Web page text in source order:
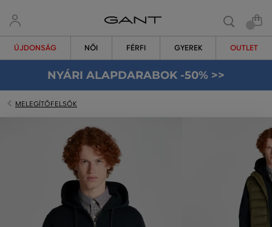
ÚJDONSÁG NŐI FÉRFI GYEREK OUTLET
NYÁRI ALAPDARABOK -50% >>
MELEGÍTŐFELSŐK